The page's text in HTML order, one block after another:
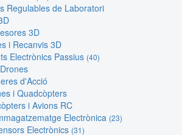
Regulables de Laboratori
3D
i Recanvis 3D
Electrònics Passius (40)
d'Acció
i Quadcòpters
i Avions RC
Electrònica (23)
Electrònics (31)